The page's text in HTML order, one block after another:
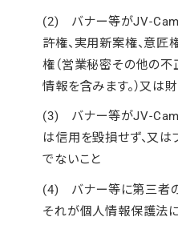
(2) バナー等がJV-
許権、実用新案権、意匠
権（営業秘密その他の
情報を含みます。）又は
(3) バナー等がJV-
は信用を毀損せず、又
でないこと
(4) バナー等に第三者
それが個人情報保護法